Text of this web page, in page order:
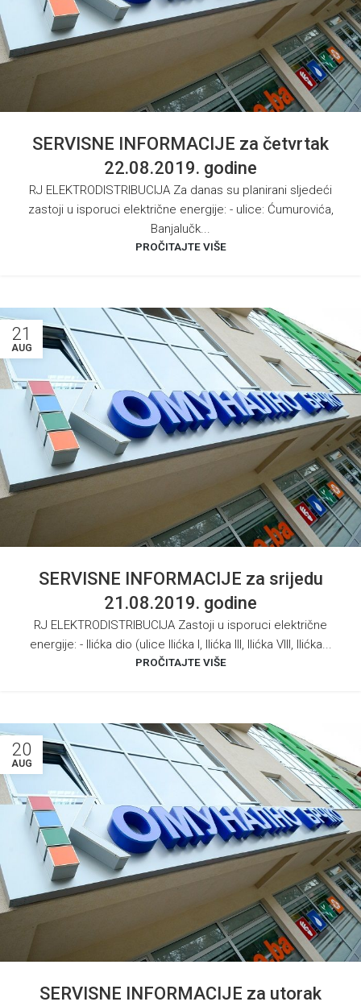
SERVISNE INFORMACIJE za četvrtak
22.08.2019. godine
RJ ELEKTRODISTRIBUCIJA Za danas su planirani sljedeći
zastoji u isporuci električne energije: - ulice: Ćumurovića,
Banjalučk...
PROČITAJTE VIŠE
21
AUG
SERVISNE INFORMACIJE za srijedu
21.08.2019. godine
RJ ELEKTRODISTRIBUCIJA Zastoji u isporuci električne
energije: - Ilićka dio (ulice Ilićka I, Ilićka III, Ilićka VIII, Ilićka...
PROČITAJTE VIŠE
20
AUG
SERVISNE INFORMACIJE za utorak